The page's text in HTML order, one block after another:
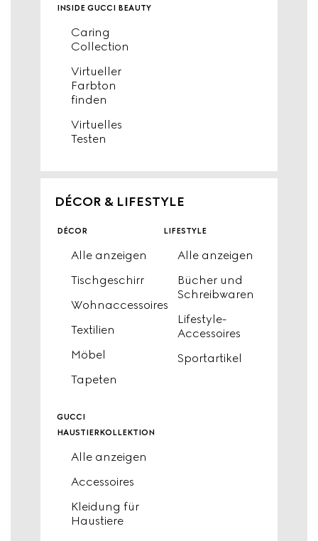
inside gucci beauty
Caring
Collection
Virtueller
Farbton
finden
Virtuelles
Testen
DÉCOR & LIFESTYLE
décor
Alle anzeigen
Tischgeschirr
Wohnaccessoires
Textilien
Möbel
Tapeten
lifestyle
Alle anzeigen
Bücher und
Schreibwaren
Lifestyle-
Accessoires
Sportartikel
gucci
haustierkollektion
Alle anzeigen
Accessoires
Kleidung für
Haustiere​